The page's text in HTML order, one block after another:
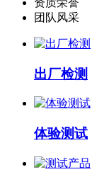
团队风采
出厂检测
体验测试